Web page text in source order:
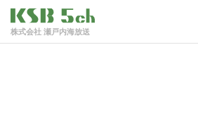
株式会社 瀬戸内海放送